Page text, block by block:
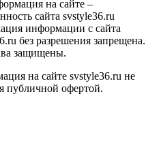
на сайте –
сайта svstyle36.ru
информации с сайта
без разрешения запрещена.
защищены.
на сайте svstyle36.ru не
публичной офертой.